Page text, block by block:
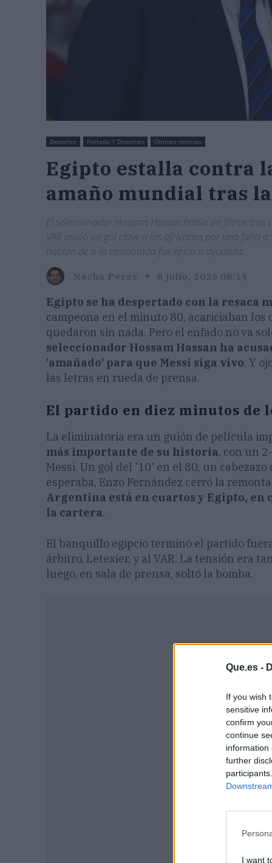
Que.es -
If you wish
sensitive
confirm
continue
information
further
I want
Deportes Portada 1 Deportes Últimas noticias
Egipto estalla contra
amaño mundial tras
El seleccionador Hossam Hassan habla sin filtros tras
VAR anuló un gol clave a los africanos por una falta
hablan de si la remontada fue épica o ayudada.
Nacho Pérez 8 julio, 2026 08:19
Egipto se ha despertado con la resaca
campeona en el minuto 80, acariciaban
quedaron sin nada. Pero el enfado no va
seleccionador Hossam Hassan ha
'amañado' para que Messi siga vivo. Y
las letras en rueda de prensa.
El partido en diez minutos de
La eliminatoria era un guión de película
más importante de su historia, con un
Messi. Un gol del '10' en el 80, un
esperaba, Enzo Fernández cerró la
Argentina está en cuartos y Egipto, en
la cartera.
El banquillo egipcio terminó el partido
árbitro, Letexier, y al VAR. La tensión era
luego, en sala de prensa, soltó la bomba.